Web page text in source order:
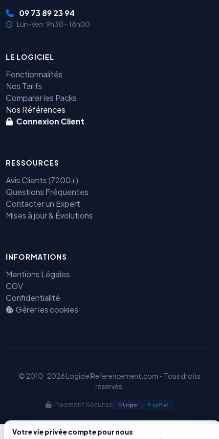
09 73 89 23 94
Lun-Ven: 9h30 - 18h00
LE LOGICIEL
Fonctionnalités
Nos Tarifs
Comparer les Packs
Nos Références
Connexion Client
RESSOURCES
Avis Clients (7200+)
Questions Fréquentes
Contacter un Expert
Mises à jour & Évolutions
INFORMATIONS
Mentions Légales
CGV
Confidentialité
Gérer les cookies
© 2010-2026 LogicielReferencement.com - Tous droits
réservés.
Paiement Sécurisé Stripe PayPal
Votre vie privée compte pour nous